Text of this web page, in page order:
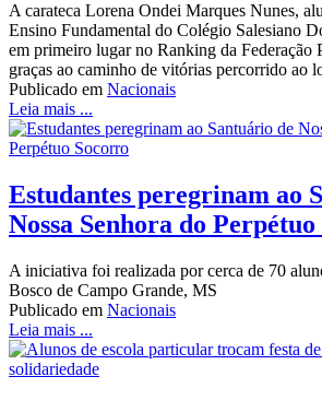
A carateca Lorena Ondei Marques Nunes,
Ensino Fundamental do Colégio Salesiano
em primeiro lugar no Ranking da Federação
graças ao caminho de vitórias percorrido ao
Publicado em Nacionais
Leia mais ...
Estudantes peregrinam ao
Nossa Senhora do
A iniciativa foi realizada por cerca de 70
Bosco de Campo Grande, MS
Publicado em Nacionais
Leia mais ...